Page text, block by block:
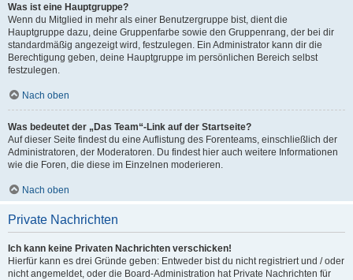
Was ist eine Hauptgruppe?
Wenn du Mitglied in mehr als einer Benutzergruppe bist, dient die
Hauptgruppe dazu, deine Gruppenfarbe sowie den Gruppenrang, der bei dir
standardmäßig angezeigt wird, festzulegen. Ein Administrator kann dir die
Berechtigung geben, deine Hauptgruppe im persönlichen Bereich selbst
festzulegen.
Nach oben
Was bedeutet der „Das Team“-Link auf der Startseite?
Auf dieser Seite findest du eine Auflistung des Forenteams, einschließlich der
Administratoren, der Moderatoren. Du findest hier auch weitere Informationen
wie die Foren, die diese im Einzelnen moderieren.
Nach oben
Private Nachrichten
Ich kann keine Privaten Nachrichten verschicken!
Hierfür kann es drei Gründe geben: Entweder bist du nicht registriert und / oder
nicht angemeldet, oder die Board-Administration hat Private Nachrichten für